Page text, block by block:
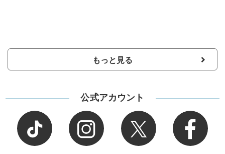
もっと見る
公式アカウント